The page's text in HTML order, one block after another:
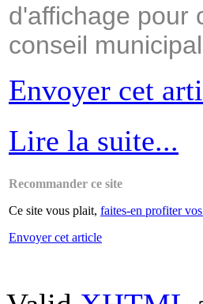
d'affichage pour
conseil
Envoyer cet
Lire la suite...
Recommander ce site
Ce site vous plait, faites-en profiter
Envoyer cet article